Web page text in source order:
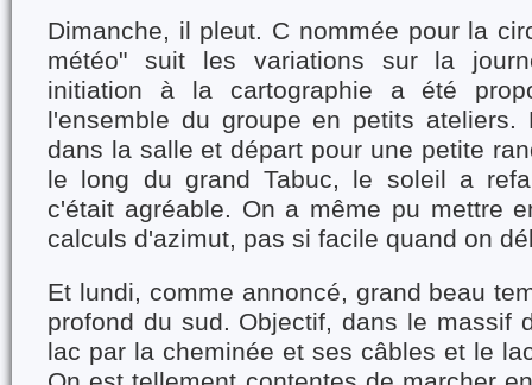
Dimanche, il pleut. C nommée pour la
météo" suit les variations sur la
initiation à la cartographie a été
l'ensemble du groupe en petits ateliers.
dans la salle et départ pour une petite
le long du grand Tabuc, le soleil a
c'était agréable. On a même pu mettre
calculs d'azimut, pas si facile quand on
Et lundi, comme annoncé, grand beau
profond du sud. Objectif, dans le massif
lac par la cheminée et ses câbles et le